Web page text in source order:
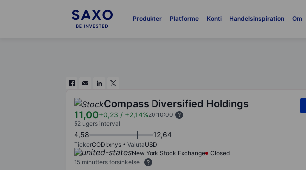
Produkter Platforme Konti Handelsinspiration Om
Compass Diversified Holdings
11,00+0,23 / +2,14%20:10:00
52 ugers interval
4,58 12,64
TickerCODI:xnys ValutaUSD
New York Stock Exchange
Closed
15 minutters forsinkelse